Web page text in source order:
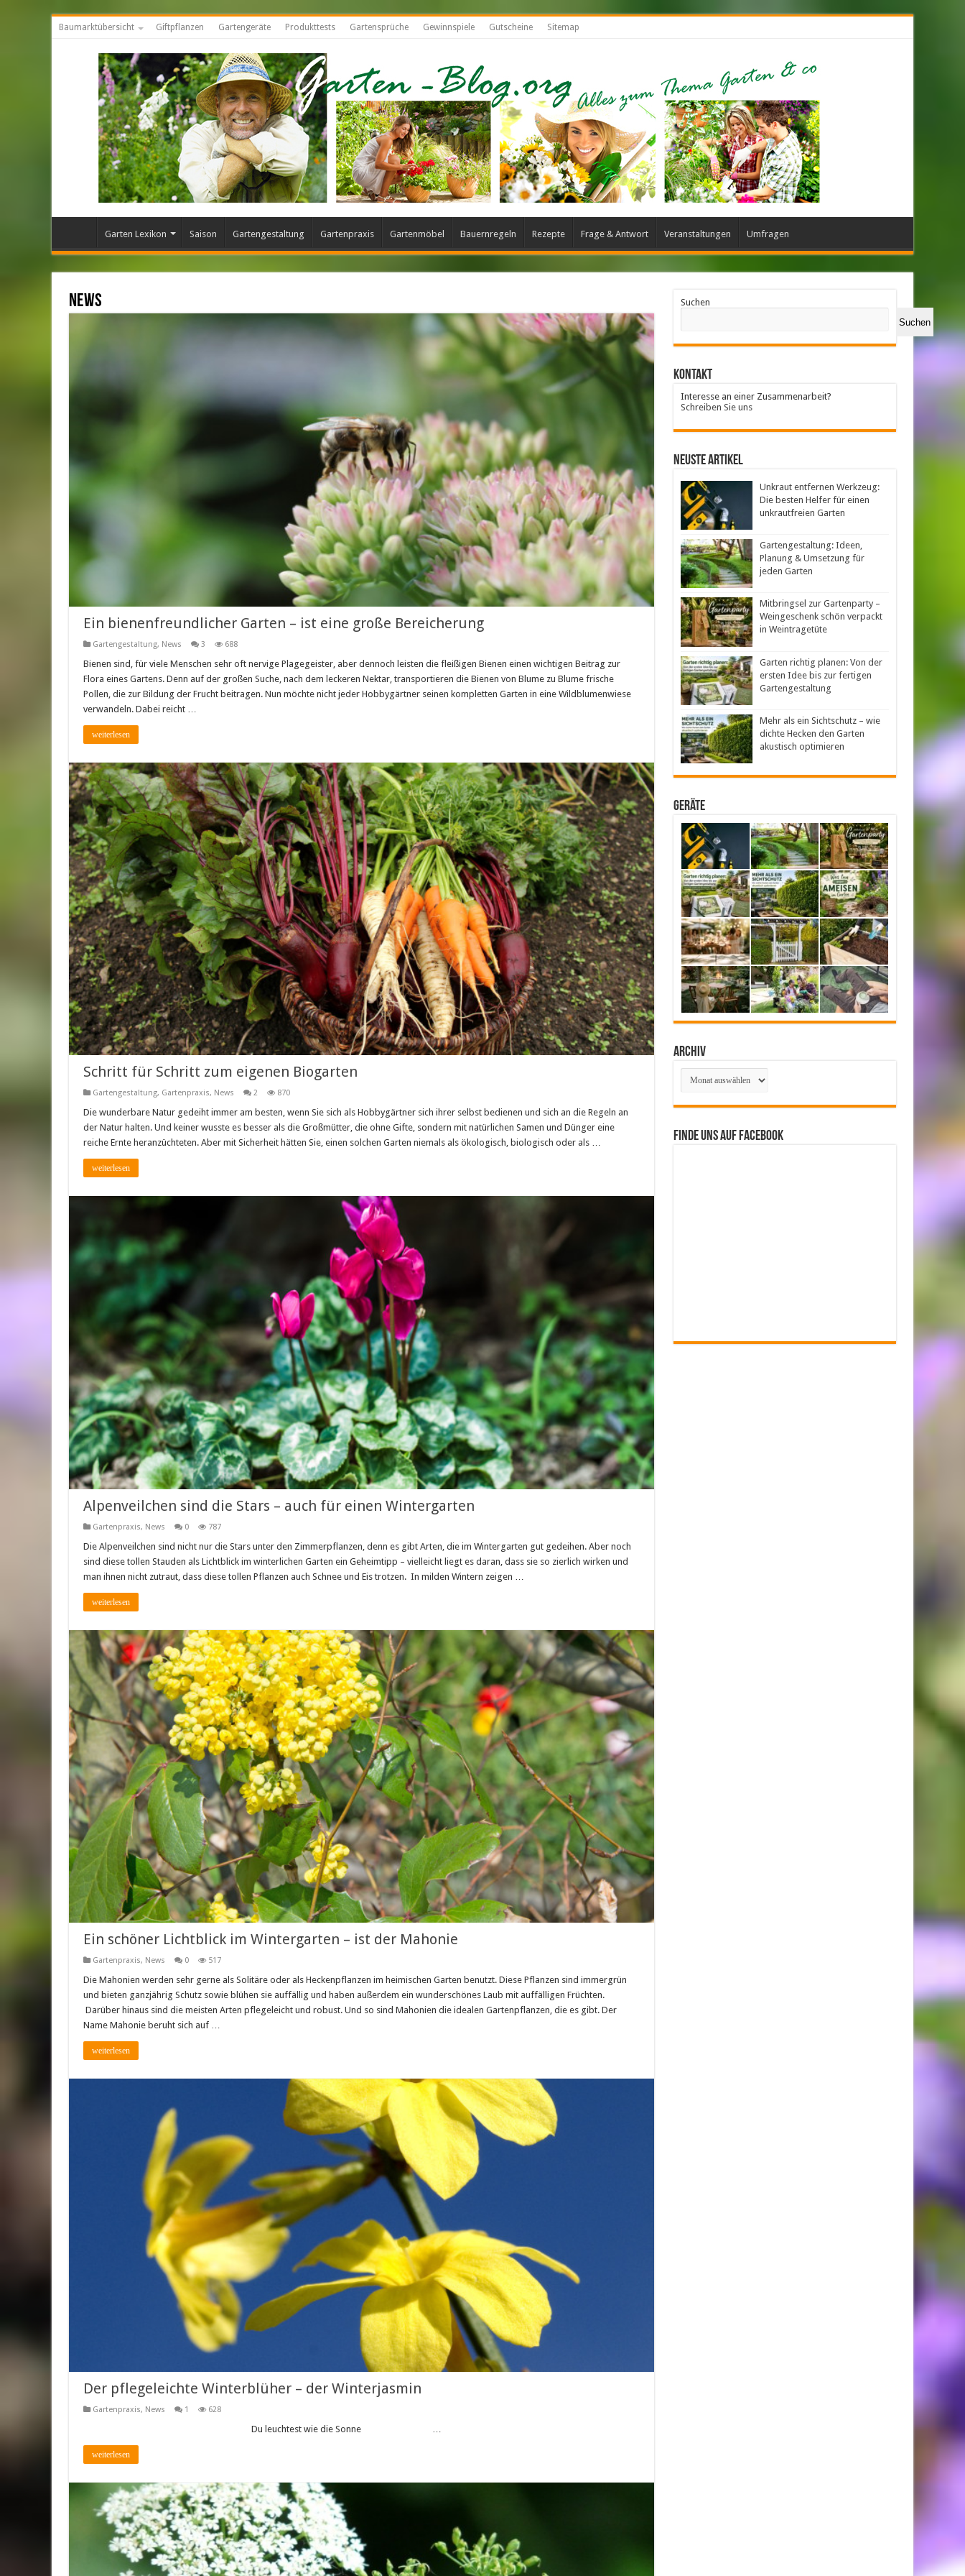
Baumarktübersicht Giftpflanzen Gartengeräte Produkttests Gartensprüche Gewinnspiele Gutscheine Sitemap
Garten Lexikon Saison Gartengestaltung Gartenpraxis Gartenmöbel Bauernregeln Rezepte Frage & Antwort Veranstaltungen Umfragen
News
Ein bienenfreundlicher Garten – ist eine große Bereicherung
Gartengestaltung, News 3 688
Bienen sind, für viele Menschen sehr oft nervige Plagegeister, aber dennoch leisten die fleißigen Bienen einen wichtigen Beitrag zur
Flora eines Gartens. Denn auf der großen Suche, nach dem leckeren Nektar, transportieren die Bienen von Blume zu Blume frische
Pollen, die zur Bildung der Frucht beitragen. Nun möchte nicht jeder Hobbygärtner seinen kompletten Garten in eine Wildblumenwiese
verwandeln. Dabei reicht …
weiterlesen
Schritt für Schritt zum eigenen Biogarten
Gartengestaltung, Gartenpraxis, News 2 870
Die wunderbare Natur gedeiht immer am besten, wenn Sie sich als Hobbygärtner sich ihrer selbst bedienen und sich an die Regeln an
der Natur halten. Und keiner wusste es besser als die Großmütter, die ohne Gifte, sondern mit natürlichen Samen und Dünger eine
reiche Ernte heranzüchteten. Aber mit Sicherheit hätten Sie, einen solchen Garten niemals als ökologisch, biologisch oder als …
weiterlesen
Alpenveilchen sind die Stars – auch für einen Wintergarten
Gartenpraxis, News 0 787
Die Alpenveilchen sind nicht nur die Stars unter den Zimmerpflanzen, denn es gibt Arten, die im Wintergarten gut gedeihen. Aber noch
sind diese tollen Stauden als Lichtblick im winterlichen Garten ein Geheimtipp – vielleicht liegt es daran, dass sie so zierlich wirken und
man ihnen nicht zutraut, dass diese tollen Pflanzen auch Schnee und Eis trotzen. In milden Wintern zeigen …
weiterlesen
Ein schöner Lichtblick im Wintergarten – ist der Mahonie
Gartenpraxis, News 0 517
Die Mahonien werden sehr gerne als Solitäre oder als Heckenpflanzen im heimischen Garten benutzt. Diese Pflanzen sind immergrün
und bieten ganzjährig Schutz sowie blühen sie auffällig und haben außerdem ein wunderschönes Laub mit auffälligen Früchten.
Darüber hinaus sind die meisten Arten pflegeleicht und robust. Und so sind Mahonien die idealen Gartenpflanzen, die es gibt. Der
Name Mahonie beruht sich auf …
weiterlesen
Der pflegeleichte Winterblüher – der Winterjasmin
Gartenpraxis, News 1 628
Du leuchtest wie die Sonne …
weiterlesen
Suchen
Suchen
Kontakt
Interesse an einer Zusammenarbeit?
Schreiben Sie uns
neuste Artikel
Unkraut entfernen Werkzeug:
Die besten Helfer für einen
unkrautfreien Garten
Gartengestaltung: Ideen,
Planung & Umsetzung für
jeden Garten
Mitbringsel zur Gartenparty –
Weingeschenk schön verpackt
in Weintragetüte
Garten richtig planen: Von der
ersten Idee bis zur fertigen
Gartengestaltung
Mehr als ein Sichtschutz – wie
dichte Hecken den Garten
akustisch optimieren
Geräte
Archiv
Archiv
Finde uns auf Facebook